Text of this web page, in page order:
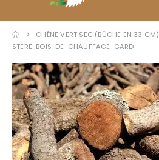
CHÊNE VERT SEC (BÛCHE EN 33 CM)
STERE-BOIS-DE-CHAUFFAGE-GARD